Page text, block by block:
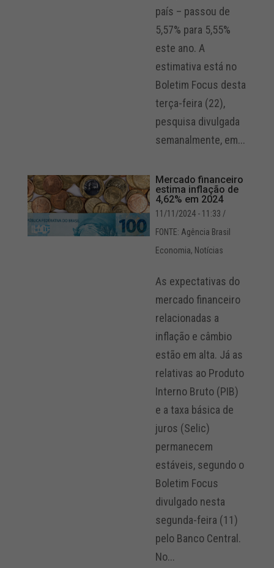
país – passou de
5,57% para 5,55%
este ano. A
estimativa está no
Boletim Focus desta
terça-feira (22),
pesquisa divulgada
semanalmente, em...
Mercado financeiro
estima inflação de
4,62% em 2024
11/11/2024 - 11:33 /
FONTE: Agência Brasil
Economia, Notícias
As expectativas do
mercado financeiro
relacionadas a
inflação e câmbio
estão em alta. Já as
relativas ao Produto
Interno Bruto (PIB)
e a taxa básica de
juros (Selic)
permanecem
estáveis, segundo o
Boletim Focus
divulgado nesta
segunda-feira (11)
pelo Banco Central.
No...